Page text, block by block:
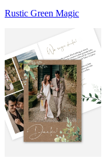
Rustic Green Magic